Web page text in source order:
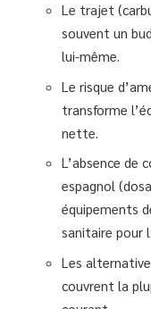
Le trajet
souvent un
lui-même.
Le risque
transforme
nette.
L’absence de
espagnol
équipements
sanitaire pour
Les
couvrent la